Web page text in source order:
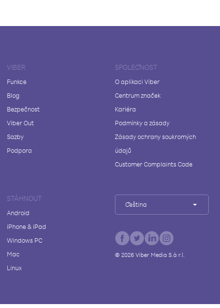
VIBER
Funkce
Blog
Bezpečnost
Viber Out
Sazby
Podpora
SPOLEČNOST
O aplikaci Viber
Centrum značek
Kariéra
Podmínky a zásady
Zásady ochrany soukromých
údajů
Customer Complaints Code
STÁHNOUT
Android
iPhone & iPad
Windows PC
Mac
Linux
Čeština
© 2026Viber Media S.à r.l.